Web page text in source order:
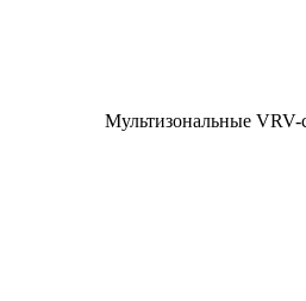
Мультизональные VRV-